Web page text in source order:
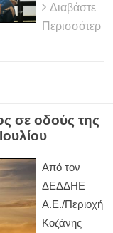
Διαβάστε
Περισσότερ
σε οδούς της
Από τον
ΔΕΔΔΗΕ
Α.Ε./Περιοχή
Κοζάνης